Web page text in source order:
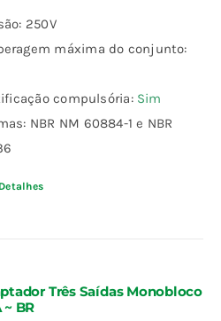
250V
máxima do conjunto:
compulsória: Sim
NBR NM 60884-1 e NBR
Detalhes
Três Saídas Monobloco
~ BR